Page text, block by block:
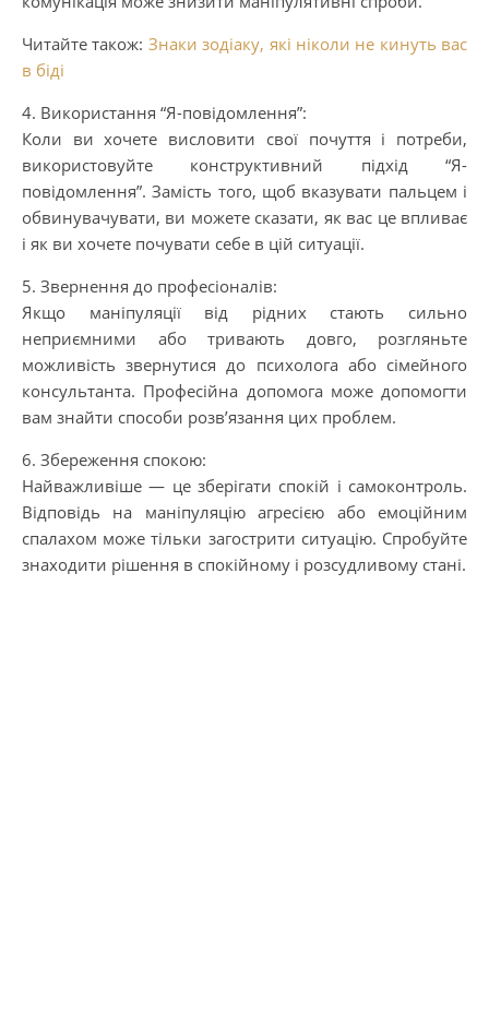
Читайте також: Знаки зодіаку, які ніколи не кинуть вас
в біді
4. Використання “Я-повідомлення”:
Коли ви хочете висловити свої почуття і потреби,
використовуйте конструктивний підхід “Я-
повідомлення”. Замість того, щоб вказувати пальцем і
обвинувачувати, ви можете сказати, як вас це впливає
і як ви хочете почувати себе в цій ситуації.
5. Звернення до професіоналів:
Якщо маніпуляції від рідних стають сильно
неприємними або тривають довго, розгляньте
можливість звернутися до психолога або сімейного
консультанта. Професійна допомога може допомогти
вам знайти способи розв’язання цих проблем.
6. Збереження спокою:
Найважливіше — це зберігати спокій і самоконтроль.
Відповідь на маніпуляцію агресією або емоційним
спалахом може тільки загострити ситуацію. Спробуйте
знаходити рішення в спокійному і розсудливому стані.